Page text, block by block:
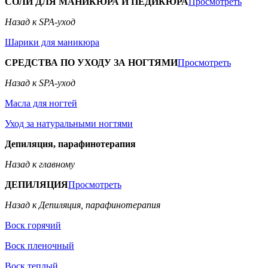
Назад к SPA-уход
Шарики для маникюра
СРЕДСТВА ПО УХОДУ ЗА НОГТЯМИПросмотреть
Назад к SPA-уход
Масла для ногтей
Уход за натуральными ногтями
Депиляция, парафинотерапия
Назад к главному
ДЕПИЛЯЦИЯПросмотреть
Назад к Депиляция, парафинотерапия
Воск горячий
Воск пленочный
Воск теплый